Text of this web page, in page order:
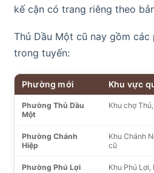
kế cận có trang riêng theo
Thủ Dầu Một cũ nay gồm
trong tuyến:
Phường mới Khu vực
Phường Thủ Dầu
Một
Khu chợ
Phường Chánh
Hiệp
Khu Chánh
cũ
Phường Phú Lợi Khu Phú Lợi,